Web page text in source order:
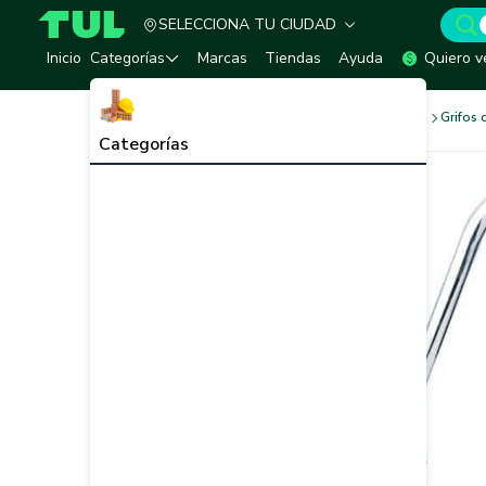
TUL - Tu Marketplace de Construcción
SELECCIONA TU CIUDAD
Inicio Categorías
Categorías
Marcas Tiendas Ayuda Quiero
Grifos